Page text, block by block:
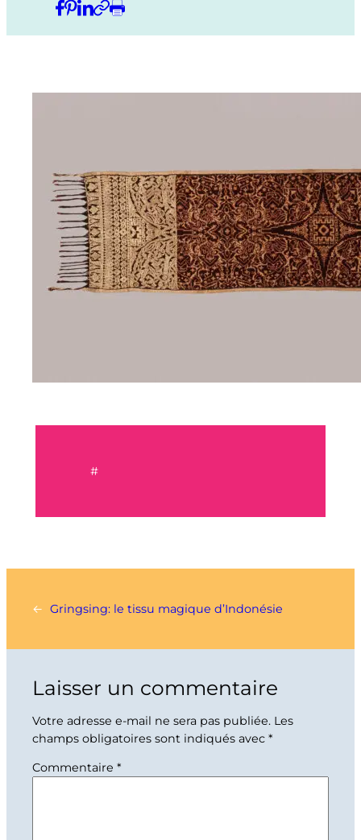
#
← Gringsing: le tissu magique d’Indonésie
Laisser un commentaire
Votre adresse e-mail ne sera pas publiée. Les
champs obligatoires sont indiqués avec *
Commentaire *